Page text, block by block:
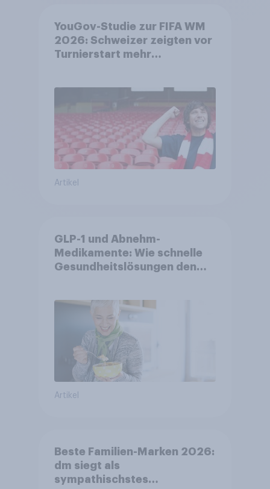
YouGov-Studie zur FIFA WM
2026: Schweizer zeigten vor
Turnierstart mehr
Artikel
GLP-1 und Abnehm-
Medikamente: Wie schnelle
Gesundheitslösungen den
Artikel
Beste Familien-Marken 2026:
dm siegt als
sympathischstes